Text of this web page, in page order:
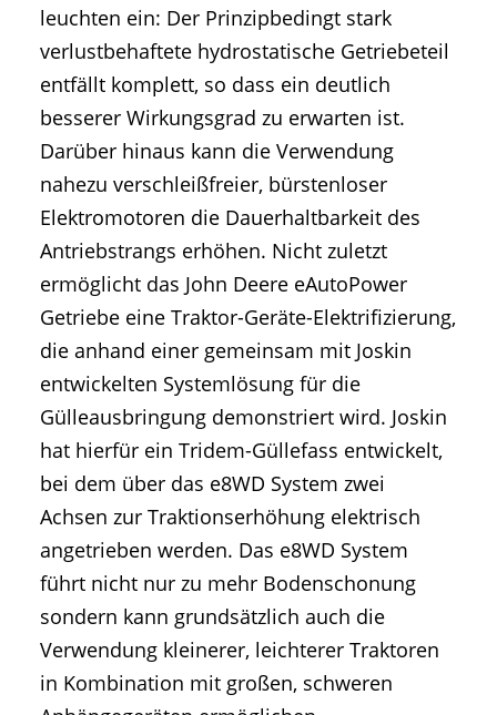
leuchten ein: Der Prinzipbedingt stark
verlustbehaftete hydrostatische Getriebeteil
entfällt komplett, so dass ein deutlich
besserer Wirkungsgrad zu erwarten ist.
Darüber hinaus kann die Verwendung
nahezu verschleißfreier, bürstenloser
Elektromotoren die Dauerhaltbarkeit des
Antriebstrangs erhöhen. Nicht zuletzt
ermöglicht das John Deere eAutoPower
Getriebe eine Traktor-Geräte-Elektrifizierung,
die anhand einer gemeinsam mit Joskin
entwickelten Systemlösung für die
Gülleausbringung demonstriert wird. Joskin
hat hierfür ein Tridem-Güllefass entwickelt,
bei dem über das e8WD System zwei
Achsen zur Traktionserhöhung elektrisch
angetrieben werden. Das e8WD System
führt nicht nur zu mehr Bodenschonung
sondern kann grundsätzlich auch die
Verwendung kleinerer, leichterer Traktoren
in Kombination mit großen, schweren